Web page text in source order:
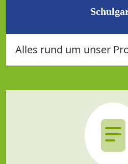
Alles rund um unser